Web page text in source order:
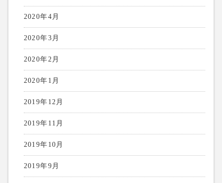
2020年4月
2020年3月
2020年2月
2020年1月
2019年12月
2019年11月
2019年10月
2019年9月